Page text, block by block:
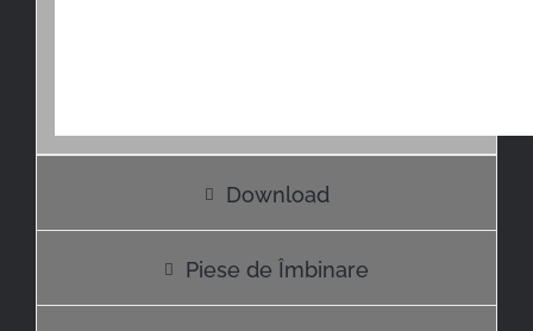
Download
Piese de Îmbinare